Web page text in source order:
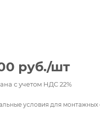
руб./шт
с учетом НДС 22%
условия для монтажных